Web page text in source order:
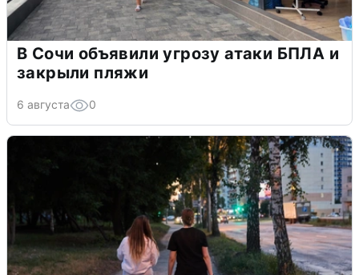
В Сочи объявили угрозу атаки БПЛА и
закрыли пляжи
6 августа 0